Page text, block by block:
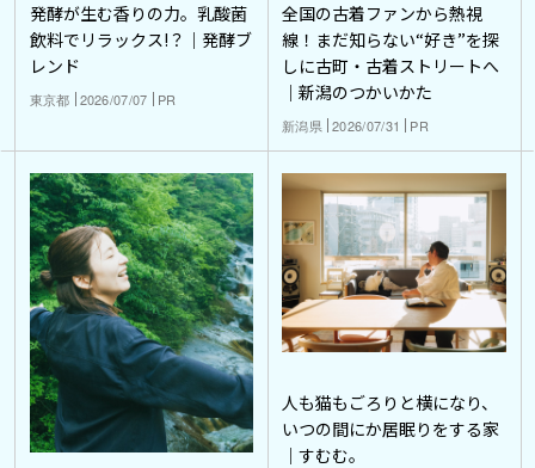
発酵が生む香りの力。乳酸菌
飲料でリラックス!？｜発酵ブ
レンド
東京都 2026/07/07 PR
全国の古着ファンから熱視
線！まだ知らない“好き”を探
しに古町・古着ストリートへ
｜新潟のつかいかた
新潟県 2026/07/31 PR
人も猫もごろりと横になり、
いつの間にか居眠りをする家
｜すむむ。